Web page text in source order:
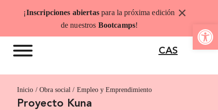
Abrir
¡Inscripciones abiertaspara la próxima edición
de nuestros Bootcamps!
×
CAS
Inicio Empleo y Emprendimiento
Proyecto Kuna